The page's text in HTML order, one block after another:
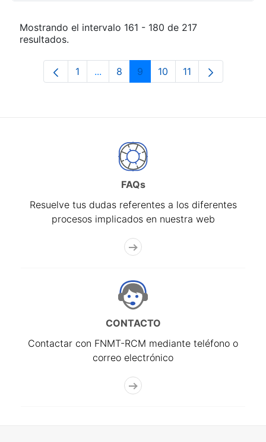
Mostrando el intervalo 161 - 180 de 217
resultados.
Página
1 ...Páginas intermedias Use TAB para
Página
8 Página
9 Página
10 Página
11
FAQs
Resuelve tus dudas referentes a los diferentes
procesos implicados en nuestra web
CONTACTO
Contactar con FNMT-RCM mediante teléfono o
correo electrónico